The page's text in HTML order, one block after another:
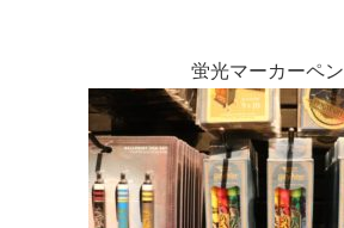
蛍光マーカーペン